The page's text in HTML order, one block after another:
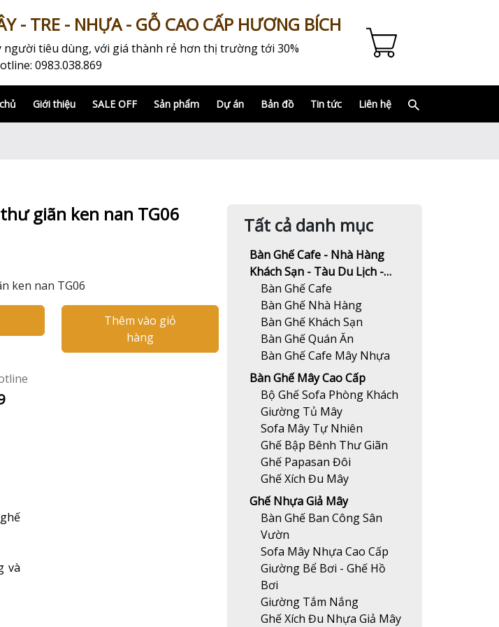
- TRE - NHỰA - GỖ CAO CẤP HƯƠNG BÍCH
tiêu dùng, với giá thành rẻ hơn thị trường tới 30%
0983.038.869
Giới thiệu SALE OFF Sản phẩm Dự án Bản đồ Tin tức Liên hệ
giãn ken nan TG06
ken nan TG06
Thêm vào giỏ
hàng
và
Tất cả danh mục
Bàn Ghế Cafe - Nhà Hàng
Khách Sạn - Tàu Du Lịch -
Resort
Bàn Ghế Cafe
Bàn Ghế Nhà Hàng
Bàn Ghế Khách Sạn
Bàn Ghế Quán Ăn
Bàn Ghế Cafe Mây Nhựa
Bàn Ghế Mây Cao Cấp
Bộ Ghế Sofa Phòng Khách
Giường Tủ Mây
Sofa Mây Tự Nhiên
Ghế Bập Bênh Thư Giãn
Ghế Papasan Đôi
Ghế Xích Đu Mây
Ghế Nhựa Giả Mây
Bàn Ghế Ban Công Sân
Vườn
Sofa Mây Nhựa Cao Cấp
Giường Bể Bơi - Ghế Hồ
Bơi
Giường Tắm Nắng
Ghế Xích Đu Nhựa Giả Mây